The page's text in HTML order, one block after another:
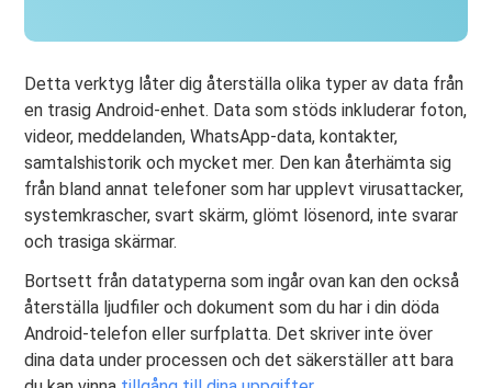
Detta verktyg låter dig återställa olika typer av data från
en trasig Android-enhet. Data som stöds inkluderar foton,
videor, meddelanden, WhatsApp-data, kontakter,
samtalshistorik och mycket mer. Den kan återhämta sig
från bland annat telefoner som har upplevt virusattacker,
systemkrascher, svart skärm, glömt lösenord, inte svarar
och trasiga skärmar.
Bortsett från datatyperna som ingår ovan kan den också
återställa ljudfiler och dokument som du har i din döda
Android-telefon eller surfplatta. Det skriver inte över
dina data under processen och det säkerställer att bara